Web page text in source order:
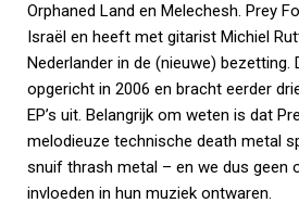
Orphaned Land en Melechesh. Prey
Israël en heeft met gitarist Michiel
Nederlander in de (nieuwe) bezetting.
opgericht in 2006 en bracht eerder
EP’s uit. Belangrijk om weten is dat
melodieuze technische death metal
snuif thrash metal – en we dus geen
invloeden in hun muziek ontwaren.